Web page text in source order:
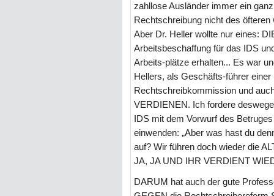
zahllose Ausländer immer ein
Rechtschreibung nicht des
Aber Dr. Heller wollte nur eines:
Arbeitsbeschaffung für das IDS
Arbeits-plätze erhalten... Es war
Hellers, als Geschäfts-führer
Rechtschreibkommission und
VERDIENEN. Ich fordere
IDS mit dem Vorwurf des
einwenden: „Aber was hast du
auf? Wir führen doch wieder die
JA, JA UND IHR VERDIENT
DARUM hat auch der gute